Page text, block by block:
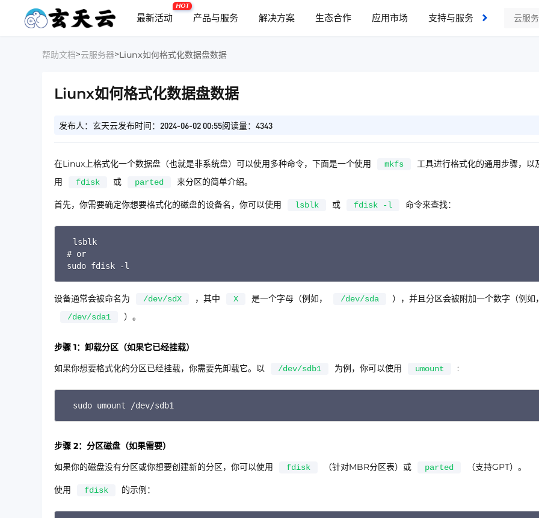
最新活动
HOT
产品与服务 解决方案 生态合作 应用市场 支持与服务 了解我们
帮助文档>云服务器>Liunx如何格式化数据盘数据
Liunx如何格式化数据盘数据
发布人：玄天云发布时间：2024-06-02 00:55阅读量：4343
在Linux上格式化一个数据盘（也就是非系统盘）可以使用多种命令，下面是一个使用 mkfs
工具进行格式化的通用步骤，以
用
fdisk 或 parted 来分区的简单介绍。
首先，你需要确定你想要格式化的磁盘的设备名，你可以使用 lsblk 或 fdisk -l 命令来查找：
# or
sudo fdisk -l
设备通常会被命名为 /dev/sdX ，其中 X 是一个字母（例如， /dev/sda ），并且分区会被附加一个数字（例如，
/dev/sda1 ）。
步骤 1：卸载分区（如果它已经挂载）
如果你想要格式化的分区已经挂载，你需要先卸载它。以
/dev/sdb1 为例，你可以使用 umount :
sudo umount /dev/sdb1
步骤 2：分区磁盘（如果需要）
如果你的磁盘没有分区或你想要创建新的分区，你可以使用
fdisk （针对MBR分区表）或 parted （支持GPT）。
使用 fdisk 的示例：